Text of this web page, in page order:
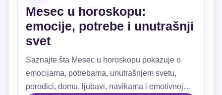
Mesec u horoskopu:
emocije, potrebe i unutrašnji
svet
Saznajte šta Mesec u horoskopu pokazuje o
emocijama, potrebama, unutrašnjem svetu,
porodici, domu, ljubavi, navikama i emotivnoj